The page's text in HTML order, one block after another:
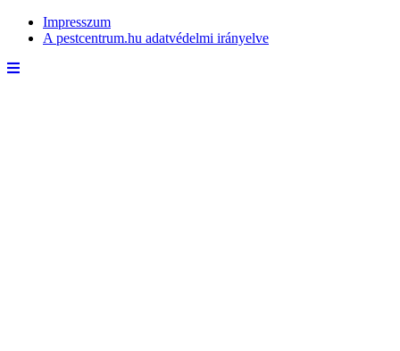
Impresszum
A pestcentrum.hu adatvédelmi irányelve